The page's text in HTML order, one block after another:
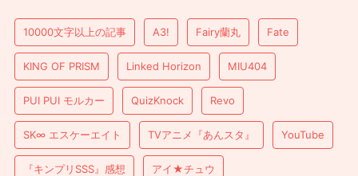
10000文字以上の記事 A3! Fairy蘭丸 Fate
KING OF PRISM Linked Horizon MIU404
PUI PUI モルカー QuizKnock Revo
SK∞ エスケーエイト TVアニメ『あんスタ』 YouTube
『キンプリSSS』感想 アイ★チュウ